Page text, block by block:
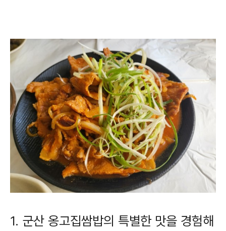
1. 군산 옹고집쌈밥의 특별한 맛을 경험해